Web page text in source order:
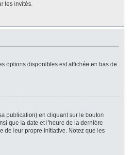
les invités.
options disponibles est affichée en bas de
publication) en cliquant sur le bouton
que la date et l’heure de la dernière
de leur propre initiative. Notez que les